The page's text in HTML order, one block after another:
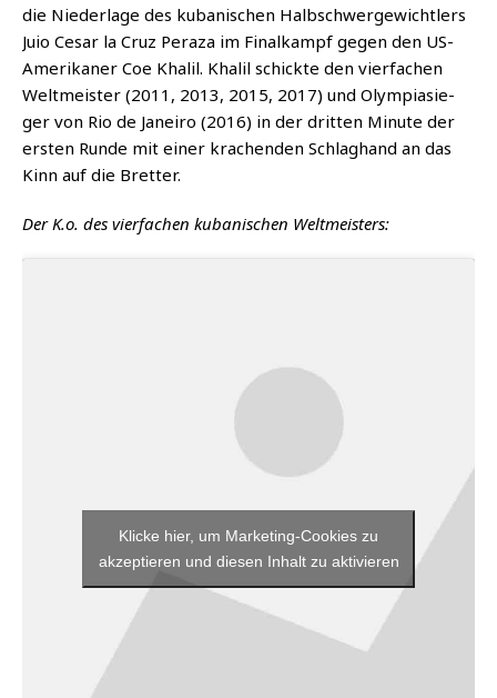
die Nie­der­la­ge des kuba­ni­schen Halb­schwer­ge­wicht­lers
Juio Cesar la Cruz Peraza im Final­kampf gegen den US-
Ame­ri­ka­ner Coe Kha­lil. Kha­lil schick­te den vier­fa­chen
Welt­meis­ter (2011, 2013, 2015, 2017) und Olym­pia­sie­
ger von Rio de Janei­ro (2016) in der drit­ten Minu­te der
ers­ten Run­de mit einer kra­chen­den Schlag­hand an das
Kinn auf die Bretter.
Der K.o. des vier­fa­chen kuba­ni­schen Weltmeisters:
Klicke hier, um Marketing-Cookies zu
akzeptieren und diesen Inhalt zu aktivieren